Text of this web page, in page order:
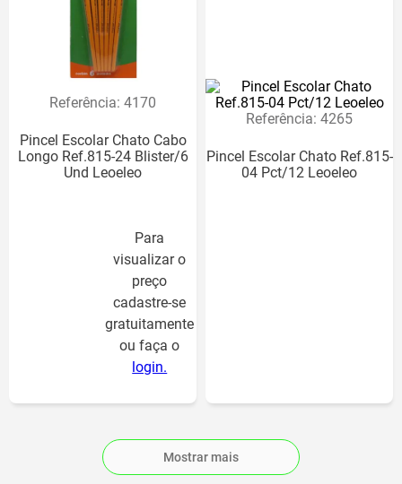
Referência: 4170
Pincel Escolar Chato Cabo
Longo Ref.815-24 Blister/6
Und Leoeleo
Para
visualizar o
preço
cadastre-se
gratuitamente
ou faça o
login.
Referência: 4265
Pincel Escolar Chato Ref.815-
04 Pct/12 Leoeleo
Mostrar mais